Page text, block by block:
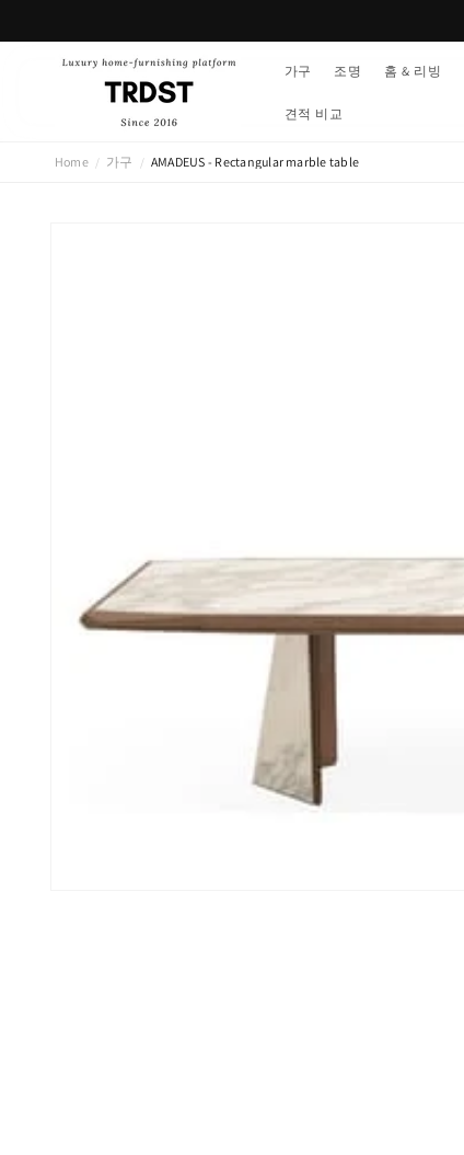
뛰기
가구 조명 홈 & 리빙
견적 비교
Home / 가구 / AMADEUS - Rectangular marble table